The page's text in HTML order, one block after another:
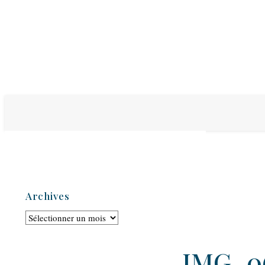
Archives
Archives